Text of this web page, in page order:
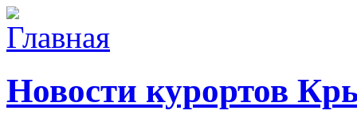
Новости курортов